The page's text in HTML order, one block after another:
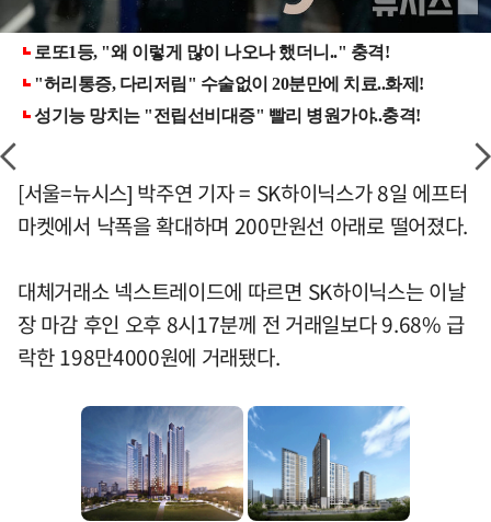
[서울=뉴시스] 박주연 기자 = SK하이닉스가 8일 에프터
마켓에서 낙폭을 확대하며 200만원선 아래로 떨어졌다.
대체거래소 넥스트레이드에 따르면 SK하이닉스는 이날
장 마감 후인 오후 8시17분께 전 거래일보다 9.68% 급
락한 198만4000원에 거래됐다.